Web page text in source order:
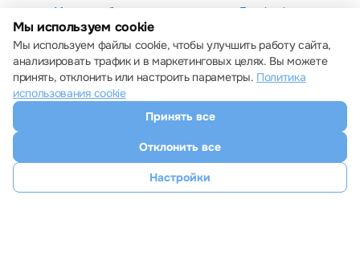
Мама и ребенок
Красота
Facebook
Все права защищены © 2013 – 2026 Farmacie.md
Скачайте наше приложение
Настройки cookie
Мы используем cookie
Мы используем файлы cookie, чтобы улучшить работу сайта,
анализировать трафик и в маркетинговых целях. Вы можете
принять, отклонить или настроить параметры. Политика
использования cookie
Принять все
Отклонить все
Настройки